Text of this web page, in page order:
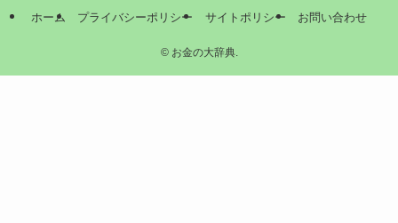
ホーム プライバシーポリシー サイトポリシー お問い合わせ
©お金の大辞典.